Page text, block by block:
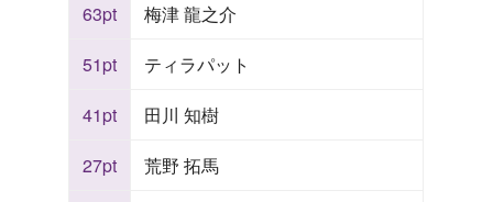
63pt
梅津 龍之介
51pt
ティラパット
41pt
田川 知樹
27pt
荒野 拓馬